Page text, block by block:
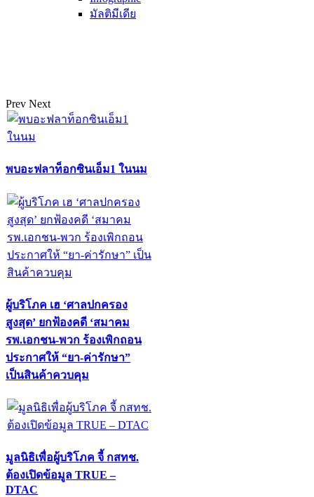
มัลติมีเดีย
Prev Next
พบอะฟลาท็อกซินเอ็ม1 ในนม
ผู้บริโภค เฮ ‘ศาลปกครอง
สูงสุด’ ยกฟ้องคดี ‘สมาคม
รพ.เอกชน-พวก ร้องเพิกถอน
ประกาศให้ “ยา-ค่ารักษา”
เป็นสินค้าควบคุม
มูลนิธิเพื่อผู้บริโภค จี้ กสทช.
ต้องเปิดข้อมูล TRUE –
DTAC